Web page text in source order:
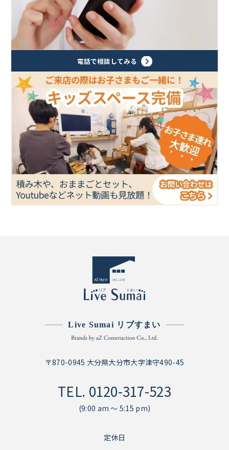
電話で相談してみる
Live Sumai リブすまい
〒870-0945 大分県大分市大字津守490-45
TEL. 0120-317-523
(9:00 am ～ 5:15 pm)
定休日